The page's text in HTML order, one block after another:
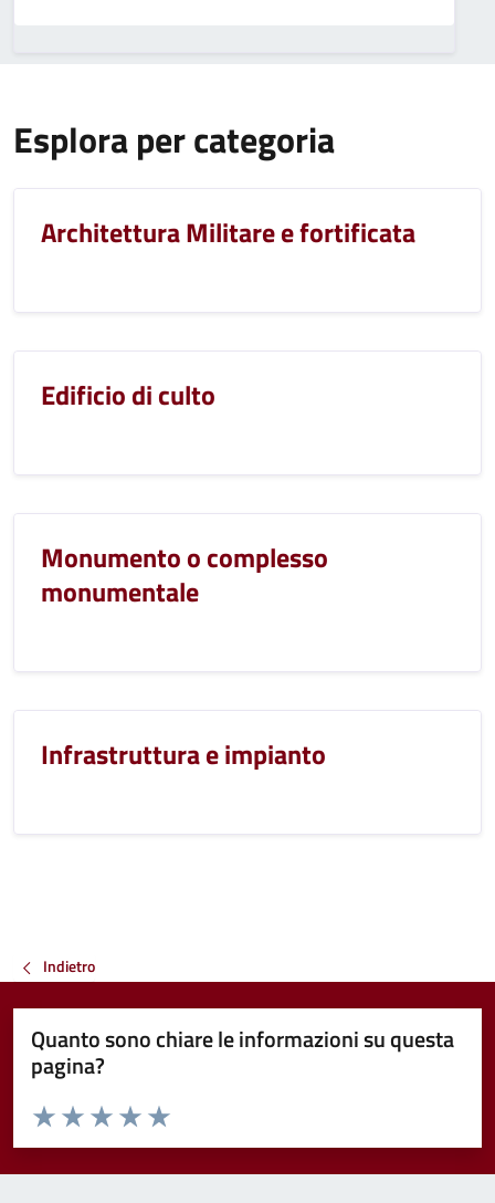
Esplora per categoria
Architettura Militare e fortificata
Edificio di culto
Monumento o complesso
monumentale
Infrastruttura e impianto
Indietro
Quanto sono chiare le informazioni su questa
pagina?
Valuta da 1 a 5 stelle la pagina
Valuta 5 stelle su 5
Valuta 4 stelle su 5
Valuta 3 stelle su 5
Valuta 2 stelle su 5
Valuta 1 stelle su 5